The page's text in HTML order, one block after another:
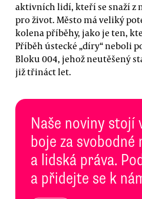
aktivních lidí, kteří se snaží z
pro život. Město má veliký
kolena příběhy, jako je ten,
Příběh ústecké „díry“ neboli
Bloku 004, jehož neutěšený
již třináct let.
Naše noviny stojí
boje za
a lidská práva.
a přidejte se k